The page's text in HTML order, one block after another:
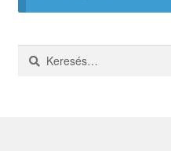
Pénztár
Keresés: